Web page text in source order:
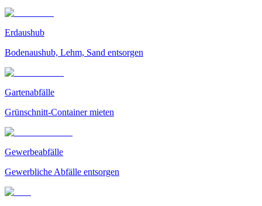
Erdaushub
Bodenaushub, Lehm, Sand entsorgen
Gartenabfälle
Grünschnitt-Container mieten
Gewerbeabfälle
Gewerbliche Abfälle entsorgen